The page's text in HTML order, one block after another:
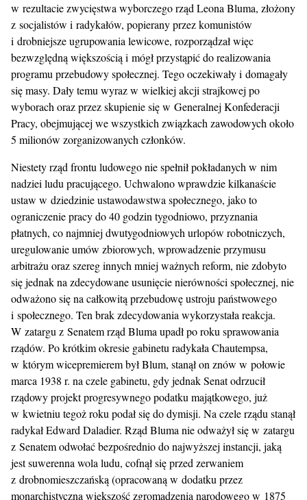
w rezultacie zwycięstwa wyborczego rząd Leona Bluma, złożony
z socjalistów i radykałów, popierany przez komunistów
i drobniejsze ugrupowania lewicowe, rozporządzał więc
bezwzględną większością i mógł przystąpić do realizowania
programu przebudowy społecznej. Tego oczekiwały i domagały
się masy. Dały temu wyraz w wielkiej akcji strajkowej po
wyborach oraz przez skupienie się w Generalnej Konfederacji
Pracy, obejmującej we wszystkich związkach zawodowych około
5 milionów zorganizowanych członków.
Niestety rząd frontu ludowego nie spełnił pokładanych w nim
nadziei ludu pracującego. Uchwalono wprawdzie kilkanaście
ustaw w dziedzinie ustawodawstwa społecznego, jako to
ograniczenie pracy do 40 godzin tygodniowo, przyznania
płatnych, co najmniej dwutygodniowych urlopów robotniczych,
uregulowanie umów zbiorowych, wprowadzenie przymusu
arbitrażu oraz szereg innych mniej ważnych reform, nie zdobyto
się jednak na zdecydowane usunięcie nierówności społecznej, nie
odważono się na całkowitą przebudowę ustroju państwowego
i społecznego. Ten brak zdecydowania wykorzystała reakcja.
W zatargu z Senatem rząd Bluma upadł po roku sprawowania
rządów. Po krótkim okresie gabinetu radykała Chautempsa,
w którym wicepremierem był Blum, stanął on znów w połowie
marca 1938 r. na czele gabinetu, gdy jednak Senat odrzucił
rządowy projekt progresywnego podatku majątkowego, już
w kwietniu tegoż roku podał się do dymisji. Na czele rządu stanął
radykał Edward Daladier. Rząd Bluma nie odważył się w zatargu
z Senatem odwołać bezpośrednio do najwyższej instancji, jaką
jest suwerenna wola ludu, cofnął się przed zerwaniem
z drobnomieszczańską (opracowaną w dodatku przez
monarchistyczną większość zgromadzenia narodowego w 1875